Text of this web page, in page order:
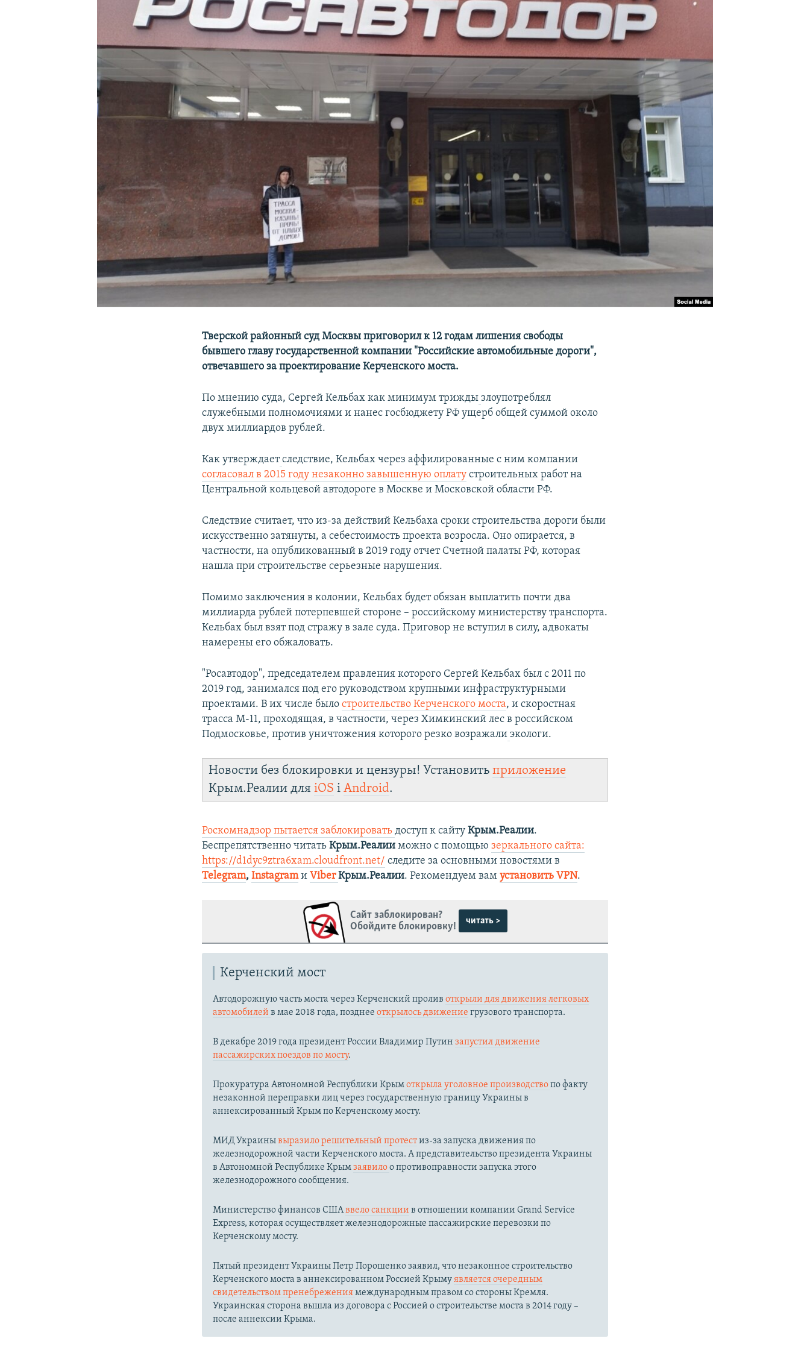
УКРАИНСКАЯ ПРОБЛЕМА КРЫМА
Тверской районный суд Москвы приговорил к 12 годам лишения свободы
бывшего главу государственной компании "Российские автомобильные дороги",
отвечавшего за проектирование Керченского моста.
По мнению суда, Сергей Кельбах как минимум трижды злоупотреблял
служебными полномочиями и нанес госбюджету РФ ущерб общей суммой около
двух миллиардов рублей.
Как утверждает следствие, Кельбах через аффилированные с ним компании
согласовал в 2015 году незаконно завышенную оплату строительных работ на
Центральной кольцевой автодороге в Москве и Московской области РФ.
Следствие считает, что из-за действий Кельбаха сроки строительства дороги были
искусственно затянуты, а себестоимость проекта возросла. Оно опирается, в
частности, на опубликованный в 2019 году отчет Счетной палаты РФ, которая
нашла при строительстве серьезные нарушения.
Помимо заключения в колонии, Кельбах будет обязан выплатить почти два
миллиарда рублей потерпевшей стороне – российскому министерству транспорта.
Кельбах был взят под стражу в зале суда. Приговор не вступил в силу, адвокаты
намерены его обжаловать.
"Росавтодор", председателем правления которого Сергей Кельбах был с 2011 по
2019 год, занимался под его руководством крупными инфраструктурными
проектами. В их числе былостроительство Керченского моста, и скоростная
трасса М-11, проходящая, в частности, через Химкинский лес в российском
Подмосковье, против уничтожения которого резко возражали экологи.
Новости без блокировки и цензуры! Установитьприложение
Крым.Реалии дляiOS іAndroid.
Роскомнадзор пытается заблокировать доступ к сайтуКрым.Реалии.
Беспрепятственно читатьКрым.Реалии можно с помощьюзеркального сайта:
https://d1dyc9ztra6xam.cloudfront.net/ следите за основными новостями в
Telegram,InstagramиViber Крым.Реалии. Рекомендуем вамустановить VPN.
Сайт заблокирован?
Обойдите блокировку!
читать >
Керченский мост
Автодорожную часть моста через Керченский проливоткрыли для движения легковых
автомобилейв мае 2018 года, позднееоткрылось движение грузового транспорта.
В декабре 2019 года президент России Владимир Путинзапустил движение
пассажирских поездов по мосту.
Прокуратура Автономной Республики Крымоткрыла уголовное производствопо факту
незаконной переправки лиц через государственную границу Украины в
аннексированный Крым по Керченскому мосту.​
МИД Украинывыразило решительный протестиз-за запуска движения по
железнодорожной части Керченского моста. А представительство президента Украины
в Автономной Республике Крымзаявилоо противоправности запуска этого
железнодорожного сообщения.
Министерство финансов СШАввело санкции в отношении компании Grand Service
Express, которая осуществляет железнодорожные пассажирские перевозки по
Керченскому мосту.
Пятый президент Украины Петр Порошенко заявил, что незаконное строительство
Керченского моста в аннексированном Россией Крымуявляется очередным
свидетельством пренебрежениямеждународным правом со стороны Кремля.
Украинская сторона вышла из договора с Россией о строительстве моста в 2014 году –
после аннексии Крыма.